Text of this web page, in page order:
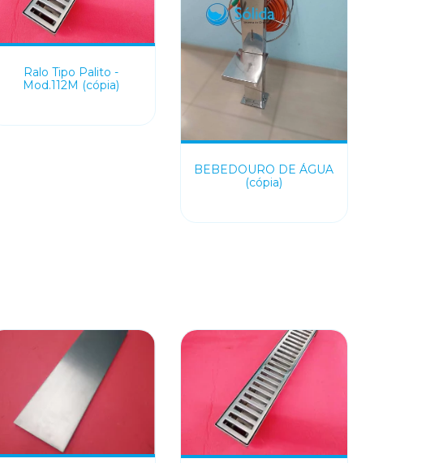
Ralo Tipo Palito -
Mod.112M (cópia)
BEBEDOURO DE ÁGUA
(cópia)